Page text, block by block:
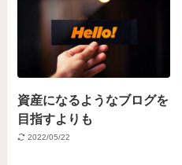
資産になるようなブログを
目指すよりも
2022/05/22